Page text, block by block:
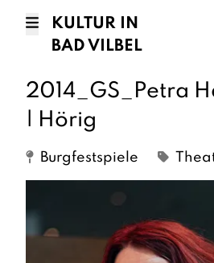
KULTUR IN
BAD VILBEL
2014_GS_Petra
| Hörig
Burgfestspiele